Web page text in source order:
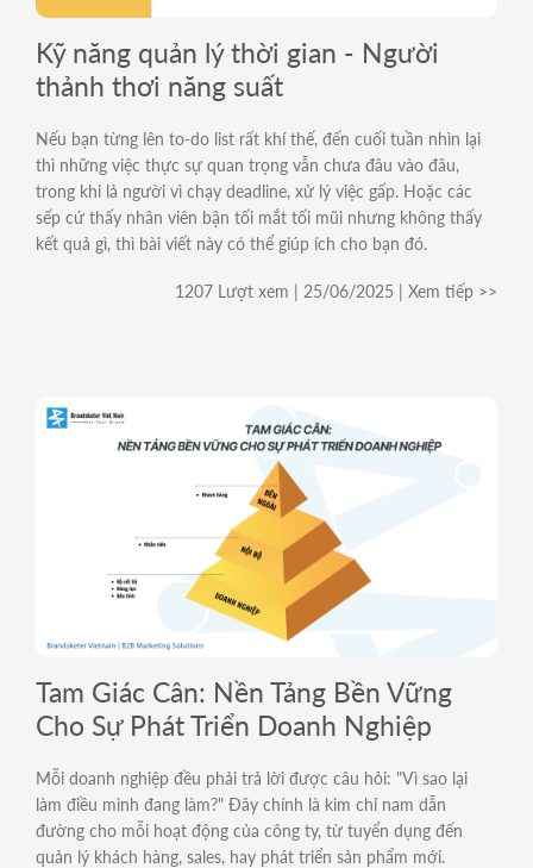
For Internal
Kỹ năng quản lý thời gian - Người
thảnh thơi năng suất
Nếu bạn từng lên to-do list rất khí thế, đến cuối tuần nhìn lại
thì những việc thực sự quan trọng vẫn chưa đâu vào đâu,
trong khi lả người vì chạy deadline, xử lý việc gấp. Hoặc các
sếp cứ thấy nhân viên bận tối mắt tối mũi nhưng không thấy
kết quả gì, thì bài viết này có thể giúp ích cho bạn đó.
1207 Lượt xem | 25/06/2025 | Xem tiếp >>
Tam Giác Cân: Nền Tảng Bền Vững
Cho Sự Phát Triển Doanh Nghiệp
Mỗi doanh nghiệp đều phải trả lời được câu hỏi: "Vì sao lại
làm điều mình đang làm?" Đây chính là kim chỉ nam dẫn
đường cho mỗi hoạt động của công ty, từ tuyển dụng đến
quản lý khách hàng, sales, hay phát triển sản phẩm mới.